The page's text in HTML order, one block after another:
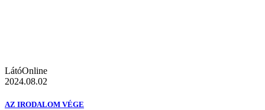
LátóOnline
2024.08.02
AZ IRODALOM VÉGE